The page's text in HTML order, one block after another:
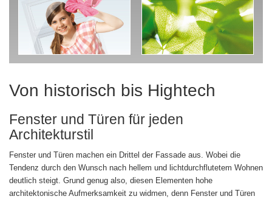
Von historisch bis Hightech
Fenster und Türen für jeden
Architekturstil
Fenster und Türen machen ein Drittel der Fassade aus. Wobei die
Tendenz durch den Wunsch nach hellem und lichtdurchflutetem Wohnen
deutlich steigt. Grund genug also, diesen Elementen hohe
architektonische Aufmerksamkeit zu widmen, denn Fenster und Türen